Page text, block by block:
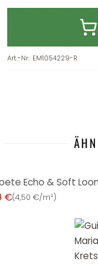
Art.-Nr.: EM1054229-R
€(4,50 €/m²)